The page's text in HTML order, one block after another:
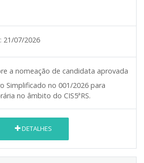
21/07/2026
a nomeação de candidata aprovada
Simplificado no 001/2026 para
no âmbito do CIS5ªRS.
DETALHES